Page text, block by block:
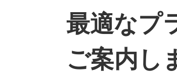
最適なプ
ご案内し